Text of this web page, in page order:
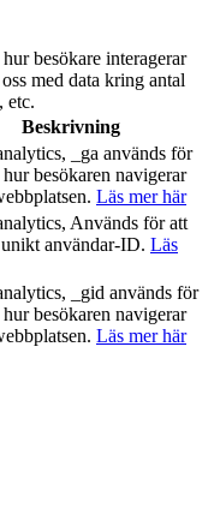
besökare interagerar
med data kring antal
etc.
Beskrivning
_ga används för
besökaren navigerar
Läs mer här
Används för att
unikt användar-ID. Läs
_gid används för
besökaren navigerar
Läs mer här